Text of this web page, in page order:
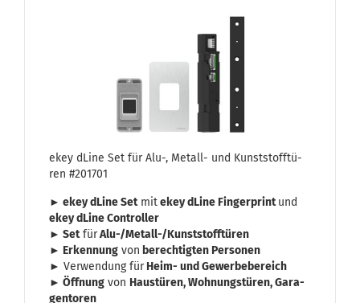
ekey dLine Set für Alu-, Metall-​​ und Kunst­stoff­tü­
ren #201701
► ekey dLine Setmitekey dLine Fin­ger­printund
ekey dLine Con­trol­ler
► SetfürAlu-/Metall-​/Kunst­stoff­tü­ren
► Er­ken­nung von be­rech­tig­ten Per­so­nen
► Ver­wen­dung fürHeim- und Ge­wer­be­be­reich
► Öff­nung von Haus­tü­ren, Woh­nungs­tü­ren, Ga­ra­
gen­to­ren